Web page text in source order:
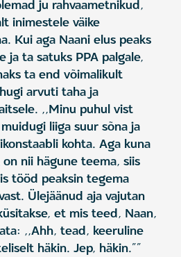
ju rahvaametnikud,
inimestele väike
Kui aga Naani elus peaks
ja ta satuks PPA palgale,
ta end võimalikult
arvuti taha ja
,,Minu puhul vist
liiga suur sõna ja
kohta. Aga kuna
nii hägune teema, siis
tööd peaksin tegema
Ülejäänud aja vajutan
et mis teed, Naan,
,,Ahh, tead, keeruline
häkin. Jep, häkin.””